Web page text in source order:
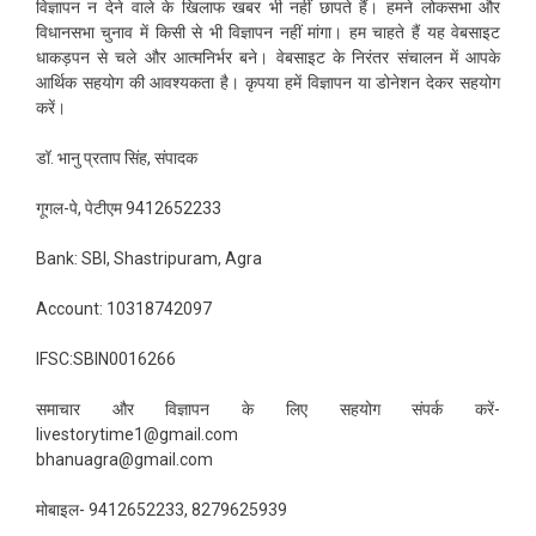
विज्ञापन न देने वाले के खिलाफ खबर भी नहीं छापते हैं। हमने लोकसभा और
विधानसभा चुनाव में किसी से भी विज्ञापन नहीं मांगा। हम चाहते हैं यह वेबसाइट
धाकड़पन से चले और आत्मनिर्भर बने। वेबसाइट के निरंतर संचालन में आपके
आर्थिक सहयोग की आवश्यकता है। कृपया हमें विज्ञापन या डोनेशन देकर सहयोग
करें।
डॉ. भानु प्रताप सिंह, संपादक
गूगल-पे, पेटीएम 9412652233
Bank: SBI, Shastripuram, Agra
Account: 10318742097
IFSC:SBIN0016266
समाचार और विज्ञापन के लिए सहयोग संपर्क करें-
livestorytime1@gmail.com
bhanuagra@gmail.com
मोबाइल- 9412652233, 8279625939